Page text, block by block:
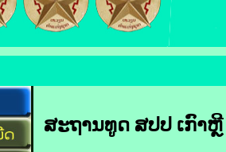
ສະຖານທູດ ສປປ ເກົາ